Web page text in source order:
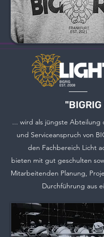
... wird als jüngste Abteilung
und Serviceanspruch von
den Fachbereich Licht
bieten mit gut geschulten
Mitarbeitenden Planung,
Durchführung aus